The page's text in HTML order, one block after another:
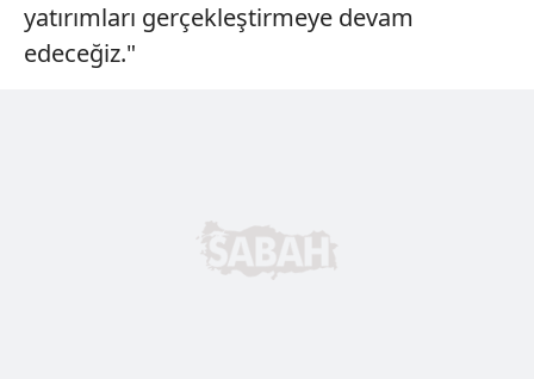
yatırımları gerçekleştirmeye devam
edeceğiz."